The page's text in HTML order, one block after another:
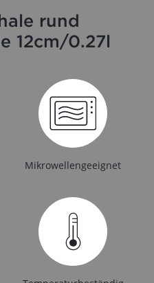
rund
12cm/0.27l
Mikrowellengeeignet